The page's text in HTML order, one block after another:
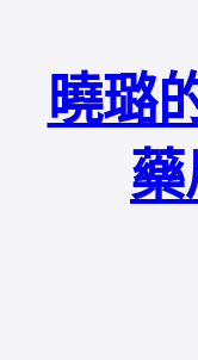
曉璐